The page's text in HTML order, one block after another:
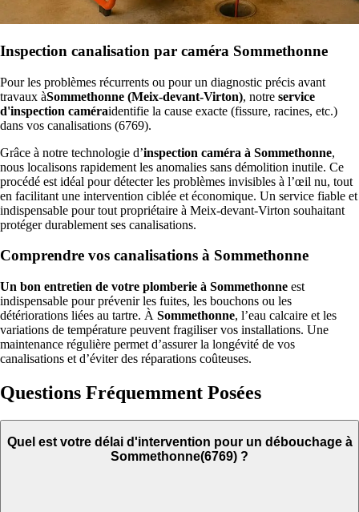
Inspection canalisation par caméra Sommethonne
Pour les problèmes récurrents ou pour un diagnostic précis avant
travaux àSommethonne (Meix-devant-Virton), notre service
d'inspection caméraidentifie la cause exacte (fissure, racines, etc.)
dans vos canalisations (6769).
Grâce à notre technologie d’inspection caméra à Sommethonne,
nous localisons rapidement les anomalies sans démolition inutile. Ce
procédé est idéal pour détecter les problèmes invisibles à l’œil nu, tout
en facilitant une intervention ciblée et économique. Un service fiable et
indispensable pour tout propriétaire à Meix-devant-Virton souhaitant
protéger durablement ses canalisations.
Comprendre vos canalisations à Sommethonne
Un bon entretien de votre plomberie à Sommethonne est
indispensable pour prévenir les fuites, les bouchons ou les
détériorations liées au tartre. À Sommethonne, l’eau calcaire et les
variations de température peuvent fragiliser vos installations. Une
maintenance régulière permet d’assurer la longévité de vos
canalisations et d’éviter des réparations coûteuses.
Questions Fréquemment Posées
Quel est votre délai d'intervention pour un débouchage à
Sommethonne(6769) ?